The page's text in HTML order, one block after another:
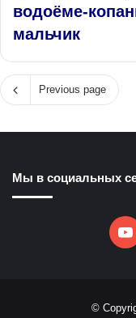
мальчик
Previous page
Мы в социальных
©